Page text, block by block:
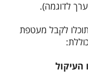
ערך לדוגמה).
לקבל מעטפת
העיקול